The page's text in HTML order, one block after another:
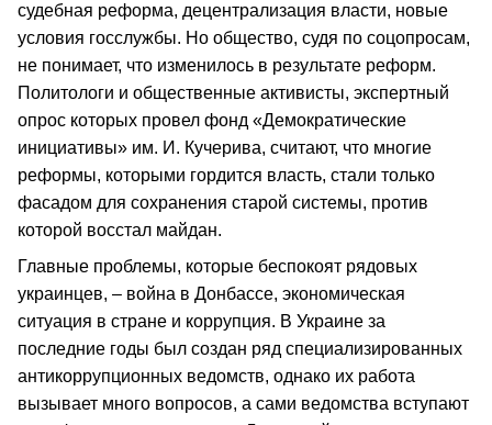
судебная реформа, децентрализация власти, новые
условия госслужбы. Но общество, судя по соцопросам,
не понимает, что изменилось в результате реформ.
Политологи и общественные активисты, экспертный
опрос которых провел фонд «Демократические
инициативы» им. И. Кучерива, считают, что многие
реформы, которыми гордится власть, стали только
фасадом для сохранения старой системы, против
которой восстал майдан.
Главные проблемы, которые беспокоят рядовых
украинцев, – война в Донбассе, экономическая
ситуация в стране и коррупция. В Украине за
последние годы был создан ряд специализированных
антикоррупционных ведомств, однако их работа
вызывает много вопросов, а сами ведомства вступают